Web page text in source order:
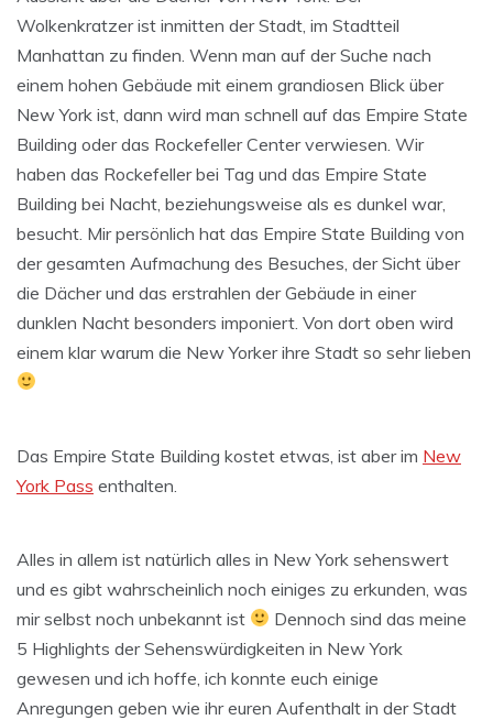
Wolkenkratzer ist inmitten der Stadt, im Stadtteil
Manhattan zu finden. Wenn man auf der Suche nach
einem hohen Gebäude mit einem grandiosen Blick über
New York ist, dann wird man schnell auf das Empire State
Building oder das Rockefeller Center verwiesen. Wir
haben das Rockefeller bei Tag und das Empire State
Building bei Nacht, beziehungsweise als es dunkel war,
besucht. Mir persönlich hat das Empire State Building von
der gesamten Aufmachung des Besuches, der Sicht über
die Dächer und das erstrahlen der Gebäude in einer
dunklen Nacht besonders imponiert. Von dort oben wird
einem klar warum die New Yorker ihre Stadt so sehr lieben
Das Empire State Building kostet etwas, ist aber im New
York Pass enthalten.
Alles in allem ist natürlich alles in New York sehenswert
und es gibt wahrscheinlich noch einiges zu erkunden, was
mir selbst noch unbekannt ist
Dennoch sind das meine
5 Highlights der Sehenswürdigkeiten in New York
gewesen und ich hoffe, ich konnte euch einige
Anregungen geben wie ihr euren Aufenthalt in der Stadt